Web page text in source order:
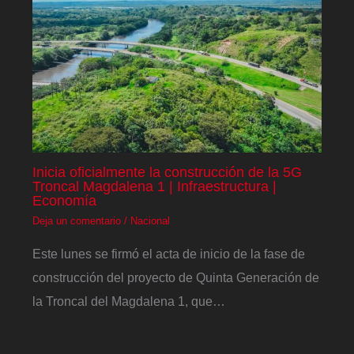
Inicia oficialmente la construcción de la 5G
Troncal Magdalena 1 | Infraestructura |
Economía
Deja un comentario / Nacional
Este lunes se firmó el acta de inicio de la fase de
construcción del proyecto de Quinta Generación de
la Troncal del Magdalena 1, que…